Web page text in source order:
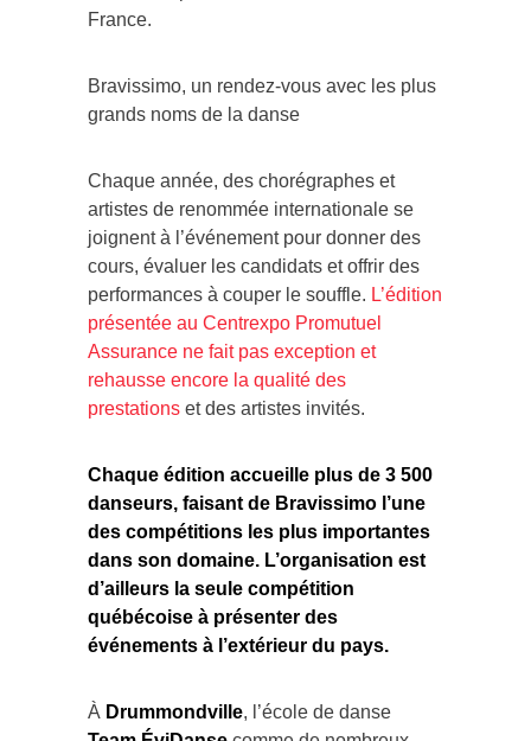
France.
Bravissimo, un rendez-vous avec les plus
grands noms de la danse
Chaque année, des chorégraphes et
artistes de renommée internationale se
joignent à l’événement pour donner des
cours, évaluer les candidats et offrir des
performances à couper le souffle.
L’édition
présentée au Centrexpo Promutuel
Assurance ne fait pas exception et
rehausse encore la qualité des
prestations et des artistes invités.
Chaque édition accueille plus de 3 500
danseurs, faisant de Bravissimo l’une
des compétitions les plus importantes
dans son domaine. L’organisation est
d’ailleurs la seule compétition
québécoise à présenter des
événements à l’extérieur du pays.
À Drummondville
, l’école de danse
Team ÉviDanse comme de nombreux